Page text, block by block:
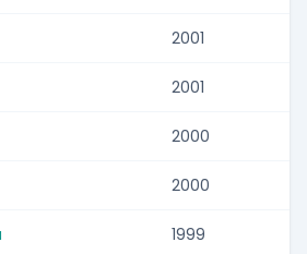
2001
2001
2000
2000
1999